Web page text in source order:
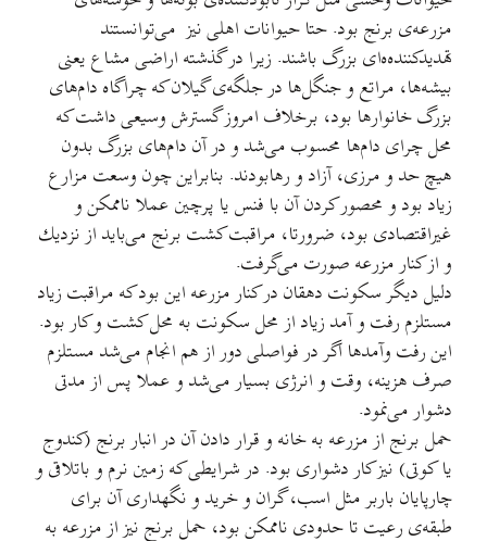
مزرعه‌ی برنج بود. حتا حیوانات اهلی نیز می‌توانستند
تهدیدكننده‌ه‌ای بزرگ باشند. زیرا در گذشته اراضی مشاع یعنی
بیشه‌ها، مراتع و جنگل‌ها در جلگه‌ی گیلان که چراگاه دام‌های
بزرگ خانوارها بود، برخلاف امروز گسترش وسیعی داشت كه
محل چرای دام‌ها محسوب می‌شد و در آن دام‌های بزرگ بدون
هیچ حد و مرزی، آزاد و رهابودند. بنابراین چون وسعت مزارع
زیاد بود و محصور كردن آن با فنس یا پرچین عملا ناممكن و
غیراقتصادی بود، ضرورتا، مراقبت كشت برنج می‌باید از نزدیك
و از كنار مزرعه صورت می‌گرفت.
دلیل دیگر سکونت دهقان در کنار مزرعه این بود که مراقبت زیاد
مستلزم رفت و آمد زیاد از محل سكونت به محل كشت و كار بود.
این رفت وآمدها اگر در فواصلی دور از هم انجام می‌شد مستلزم
صرف هزینه، وقت و انرژی بسیار می‌شد و عملا پس از مدتی
دشوار می‌نمود.
حمل‌ برنج از مزرعه به خانه و قرار دادن آن در انبار برنج (كندوج
یا كوتی) نیز كار دشواری بود. در شرایطی كه زمین نرم و باتلاقی و
چارپایان باربر مثل اسب، گران و خرید و نگهداری آن برای
طبقه‌ی رعیت تا حدودی ناممكن بود، حمل برنج نیز از مزرعه به